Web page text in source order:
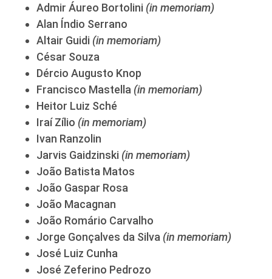
Admir Áureo Bortolini (in memoriam)
Alan Índio Serrano
Altair Guidi (in memoriam)
César Souza
Dércio Augusto Knop
Francisco Mastella (in memoriam)
Heitor Luiz Sché
Iraí Zílio (in memoriam)
Ivan Ranzolin
Jarvis Gaidzinski (in memoriam)
João Batista Matos
João Gaspar Rosa
João Macagnan
João Romário Carvalho
Jorge Gonçalves da Silva (in memoriam)
José Luiz Cunha
José Zeferino Pedrozo